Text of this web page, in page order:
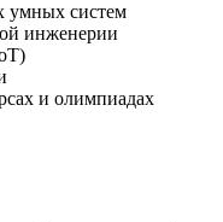
умных систем
инженерии
и олимпиадах